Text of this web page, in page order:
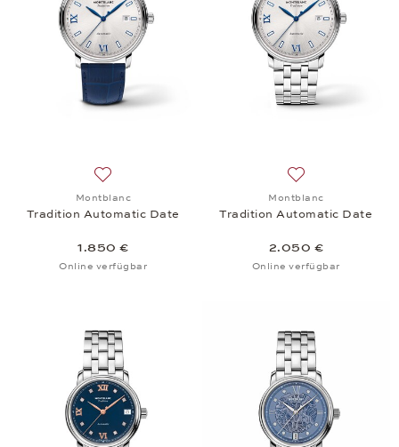
Montblanc
Tradition Automatic Date
1.850 €
Online verfügbar
Montblanc
Tradition Automatic Date
2.050 €
Online verfügbar